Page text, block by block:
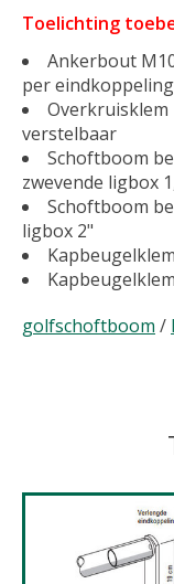
Toelichting
Ankerbout
per eindkoppeling
verstelbaar
Schoftboom
zwevende ligbox
Schoftboom
ligbox 2"
golfschoftboom /
Items van